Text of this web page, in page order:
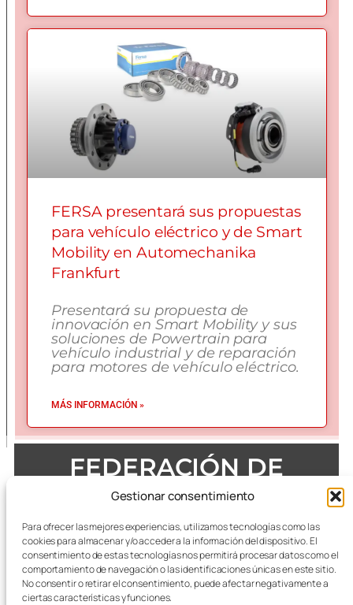
Gestionar consentimiento
Para ofrecer las mejores experiencias, utilizamos tecnologías como las
cookies para almacenar y/o acceder a la información del dispositivo. El
consentimiento de estas tecnologías nos permitirá procesar datos como el
comportamiento de navegación o las identificaciones únicas en este sitio.
No consentir o retirar el consentimiento, puede afectar negativamente a
ciertas características y funciones.
FERSA presentará sus propuestas
para vehículo eléctrico y de Smart
Mobility en Automechanika
Frankfurt
Presentará su propuesta de
innovación en Smart Mobility y sus
soluciones de Powertrain para
vehículo industrial y de reparación
para motores de vehículo eléctrico.
MÁS INFORMACIÓN »
FEDERACIÓN DE
EMPRESAS DEL METAL
DE ZARAGOZA
Todas las referencias terminológicas de género que se
mencionan a lo largo de las publicaciones, se considerarán